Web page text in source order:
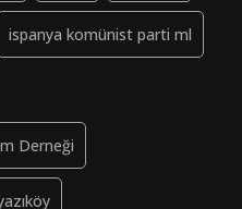
ispanya komünist parti ml
Derneği